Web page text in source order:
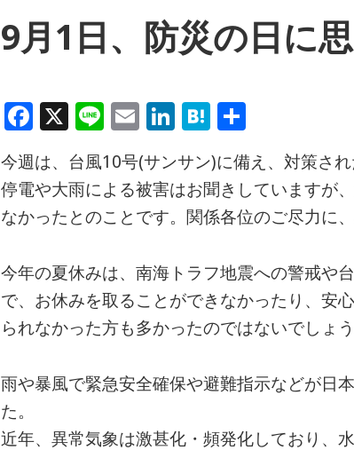
9月1日、防災の日に思
F
a
c
e
b
o
o
k
X Li
e
E
ai
l
Li
k
e
dI
n
H
e
n
a
共
有
今週は、台風10号(サンサン)に備え、対策され
停電や大雨による被害はお聞きしていますが
なかったとのことです。関係各位のご尽力に
今年の夏休みは、南海トラフ地震への警戒や
で、お休みを取ることができなかったり、安
られなかった方も多かったのではないでしょう
雨や暴風で緊急安全確保や避難指示などが日
た。
近年、異常気象は激甚化・頻発化しており、